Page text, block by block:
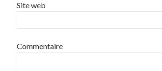
Site web
Commentaire